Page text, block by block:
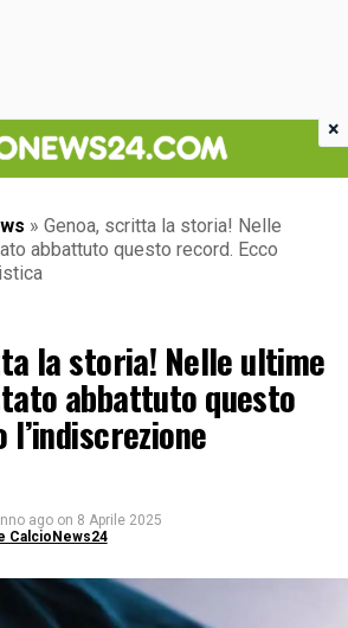
» Genoa, scritta la storia! Nelle
abbattuto questo record. Ecco
la storia! Nelle ultime
abbattuto questo
l’indiscrezione
ago on 8 Aprile 2025
CalcioNews24
×